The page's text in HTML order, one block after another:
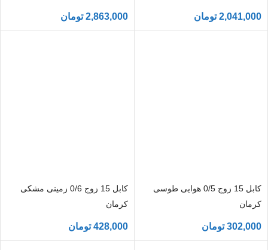
2,041,000 تومان 2,863,000 تومان
کابل 15 زوج 0/5 هوایی طوسی
کرمان
302,000 تومان
کابل 15 زوج 0/6 زمینی مشکی
کرمان
428,000 تومان